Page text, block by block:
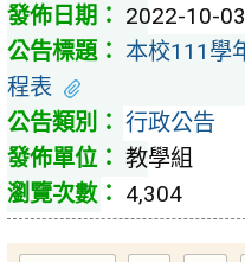
2022-10-03
本校111學
程表
行政公告
教學組
4,304